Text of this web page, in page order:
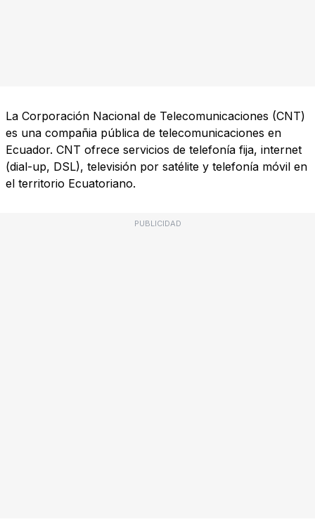
La Corporación Nacional de Telecomunicaciones (CNT)
es una compañia pública de telecomunicaciones en
Ecuador. CNT ofrece servicios de telefonía fija, internet
(dial-up, DSL), televisión por satélite y telefonía móvil en
el territorio Ecuatoriano.
PUBLICIDAD